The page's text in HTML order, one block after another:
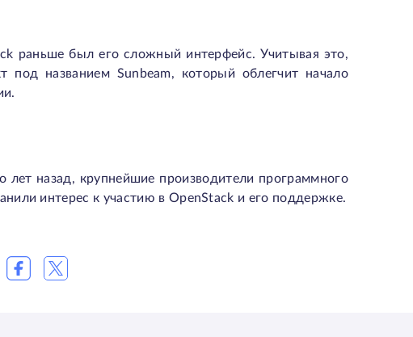
раньше был его сложный интерфейс. Учитывая это,
под названием Sunbeam, который облегчит начало
лет назад, крупнейшие производители программного
интерес к участию в OpenStack и его поддержке.